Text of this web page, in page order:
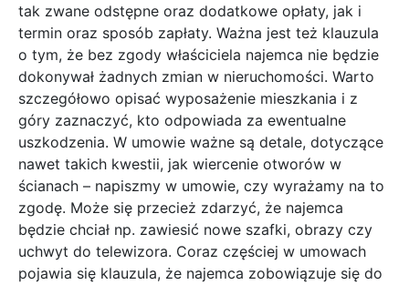
tak zwane odstępne oraz dodatkowe opłaty, jak i
termin oraz sposób zapłaty. Ważna jest też klauzula
o tym, że bez zgody właściciela najemca nie będzie
dokonywał żadnych zmian w nieruchomości. Warto
szczegółowo opisać wyposażenie mieszkania i z
góry zaznaczyć, kto odpowiada za ewentualne
uszkodzenia. W umowie ważne są detale, dotyczące
nawet takich kwestii, jak wiercenie otworów w
ścianach – napiszmy w umowie, czy wyrażamy na to
zgodę. Może się przecież zdarzyć, że najemca
będzie chciał np. zawiesić nowe szafki, obrazy czy
uchwyt do telewizora. Coraz częściej w umowach
pojawia się klauzula, że najemca zobowiązuje się do